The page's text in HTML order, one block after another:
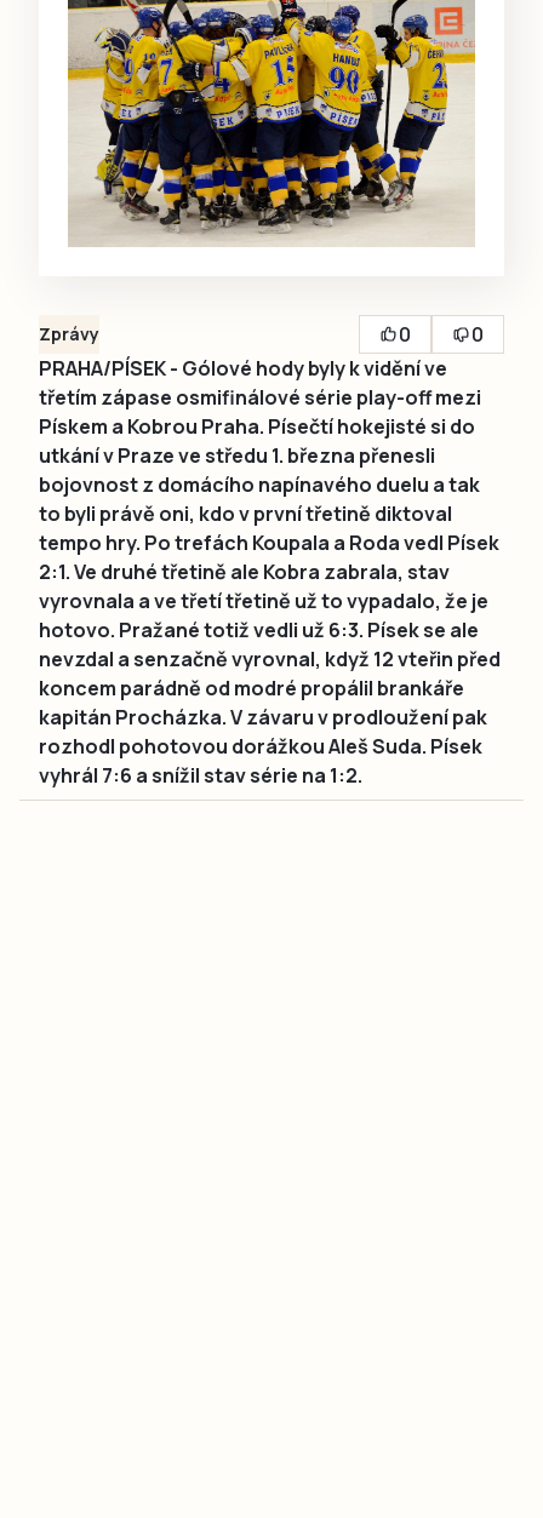
Zprávy 0
0
PRAHA/PÍSEK - Gólové hody byly k vidění ve
třetím zápase osmifinálové série play-off mezi
Pískem a Kobrou Praha. Písečtí hokejisté si do
utkání v Praze ve středu 1. března přenesli
bojovnost z domácího napínavého duelu a tak
to byli právě oni, kdo v první třetině diktoval
tempo hry. Po trefách Koupala a Roda vedl Písek
2:1. Ve druhé třetině ale Kobra zabrala, stav
vyrovnala a ve třetí třetině už to vypadalo, že je
hotovo. Pražané totiž vedli už 6:3. Písek se ale
nevzdal a senzačně vyrovnal, když 12 vteřin před
koncem parádně od modré propálil brankáře
kapitán Procházka. V závaru v prodloužení pak
rozhodl pohotovou dorážkou Aleš Suda. Písek
vyhrál 7:6 a snížil stav série na 1:2.